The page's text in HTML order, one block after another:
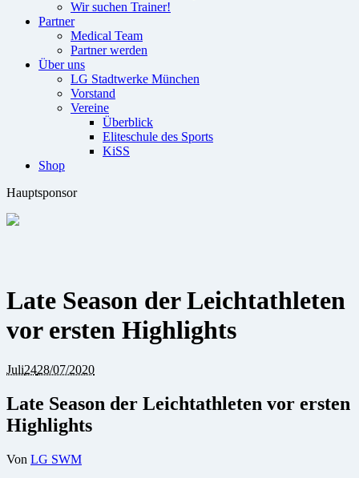
Wir suchen Trainer!
Partner
Medical Team
Partner werden
Über uns
LG Stadtwerke München
Vorstand
Vereine
Überblick
Eliteschule des Sports
KiSS
Shop
Hauptsponsor
Late Season der Leichtathleten
vor ersten Highlights
Juli2428/07/2020
Late Season der Leichtathleten vor ersten
Highlights
Von LG SWM